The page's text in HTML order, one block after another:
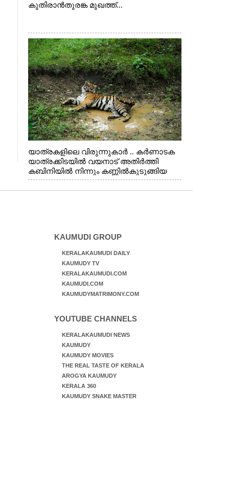
കുതിരാൻതുരങ്ക മുഖത്ത്...
യാത്രകളിലെ വിരുന്നുകാർ .. കർണാടക
യാത്രക്കിടയിൽ വയനാട് അതിർത്തി
കബിനിയിൽ നിന്നും കണ്ണിൽകുടുങ്ങിയ
കടുവ.
KAUMUDI GROUP
KERALAKAUMUDI DAILY
KAUMUDY TV
KERALAKAUMUDI.COM
KAUMUDI.COM
KAUMUDYMATRIMONY.COM
YOUTUBE CHANNELS
KERALAKAUMUDI NEWS
KAUMUDY
KAUMUDY MOVIES
THE REAL TASTE OF KERALA
AROGYA KAUMUDY
KERALA 360
KAUMUDY SNAKE MASTER